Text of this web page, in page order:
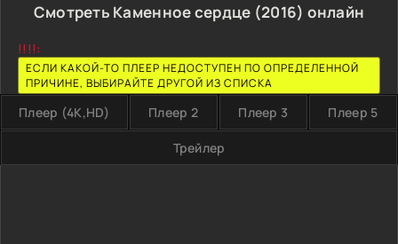
Смотреть Каменное сердце (2016) онлайн
!!!!:
ЕСЛИ КАКОЙ-ТО ПЛЕЕР НЕДОСТУПЕН ПО ОПРЕДЕЛЕННОЙ
ПРИЧИНЕ, ВЫБИРАЙТЕ ДРУГОЙ ИЗ СПИСКА
Плеер (4K,HD) Плеер 2 Плеер 3 Плеер 5
Трейлер